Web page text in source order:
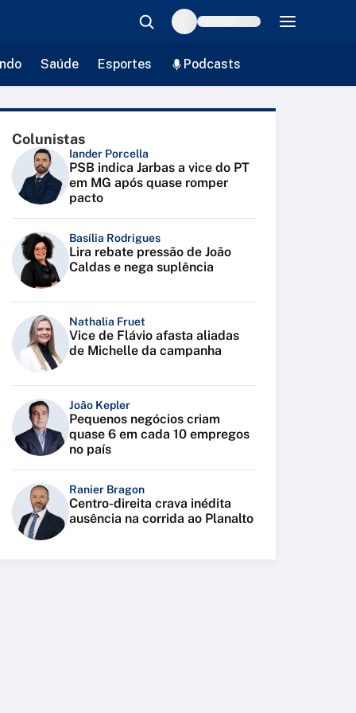
Saúde Esportes Podcasts
Colunistas
Iander Porcella
PSB indica Jarbas a vice do PT
em MG após quase romper
pacto
Basília Rodrigues
Lira rebate pressão de João
Caldas e nega suplência
Nathalia Fruet
Vice de Flávio afasta aliadas
de Michelle da campanha
João Kepler
Pequenos negócios criam
quase 6 em cada 10 empregos
no país
Ranier Bragon
Centro-direita crava inédita
ausência na corrida ao Planalto